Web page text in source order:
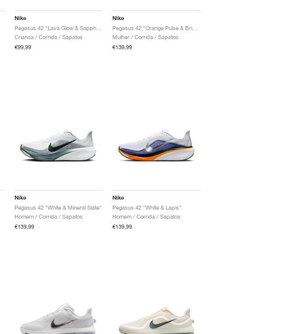
Nike
Pegasus 42 "Lava Glow & Sapphire"
Crianca / Corrida / Sapatos
€99,99
Nike
Mulher / Corrida / Sapatos
€139,99
Nike
Pegasus 42 "White & Mineral Slate"
Homem / Corrida / Sapatos
€139,99
Nike
Pegasus 42 "White & Lapis"
Homem / Corrida / Sapatos
€139,99